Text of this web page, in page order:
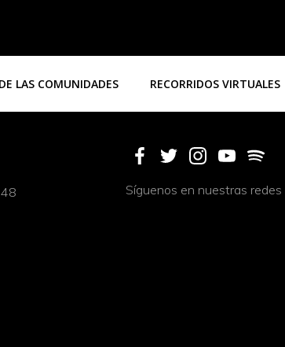
LAS COMUNIDADES RECORRIDOS VIRTUALES
Síguenos en nuestras redes